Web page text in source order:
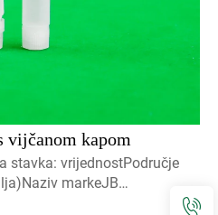
vijčanom kapom
stavka: vrijednostPodručje
markeJB
232Obrađena površinaŠtampa